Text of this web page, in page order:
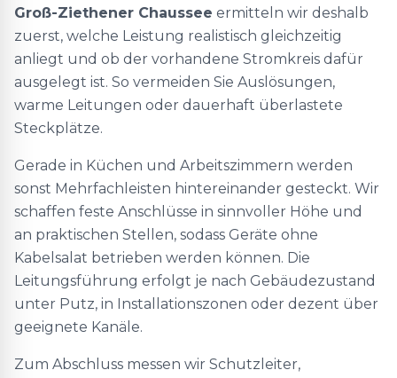
Groß-Ziethener Chaussee ermitteln wir deshalb
zuerst, welche Leistung realistisch gleichzeitig
anliegt und ob der vorhandene Stromkreis dafür
ausgelegt ist. So vermeiden Sie Auslösungen,
warme Leitungen oder dauerhaft überlastete
Steckplätze.
Gerade in Küchen und Arbeitszimmern werden
sonst Mehrfachleisten hintereinander gesteckt. Wir
schaffen feste Anschlüsse in sinnvoller Höhe und
an praktischen Stellen, sodass Geräte ohne
Kabelsalat betrieben werden können. Die
Leitungsführung erfolgt je nach Gebäudezustand
unter Putz, in Installationszonen oder dezent über
geeignete Kanäle.
Zum Abschluss messen wir Schutzleiter,